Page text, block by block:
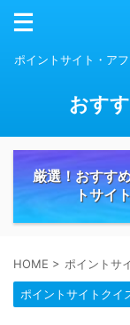
ポイントサイト・ア
おす
厳選！おすす
トサイ
HOME > ポイントサ
ポイントサイトクイ